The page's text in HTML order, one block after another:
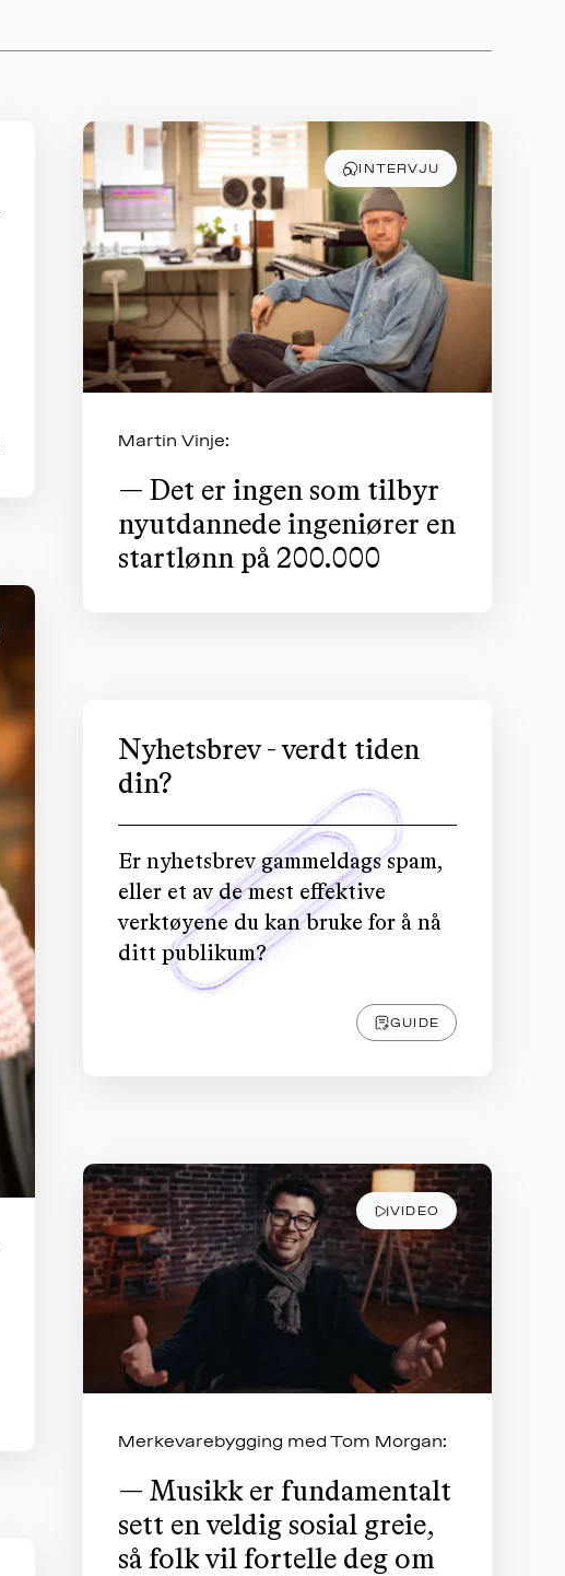
INTERVJU
Martin Vinje:
— Det er ingen som tilbyr
nyutdannede ingeniører en
startlønn på 200.000
Nyhetsbrev - verdt tiden
din?
Er nyhetsbrev gammeldags spam,
eller et av de mest effektive
verktøyene du kan bruke for å nå
ditt publikum?
GUIDE
VIDEO
Merkevarebygging med Tom Morgan:
— Musikk er fundamentalt
sett en veldig sosial greie,
så folk vil fortelle deg om